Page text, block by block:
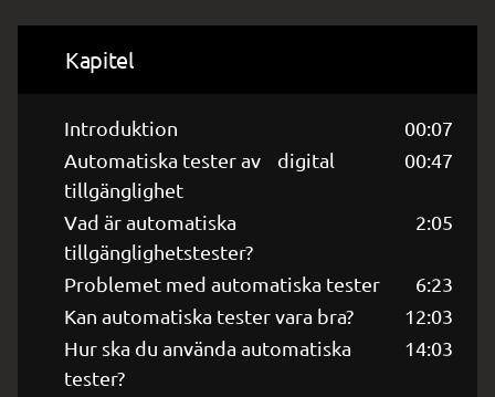
Kapitel
Introduktion
00:07
Automatiska tester av digital
tillgänglighet
00:47
Vad är automatiska
tillgänglighetstester?
2:05
Problemet med automatiska tester
6:23
Kan automatiska tester vara bra?
12:03
Hur ska du använda automatiska
tester?
14:03